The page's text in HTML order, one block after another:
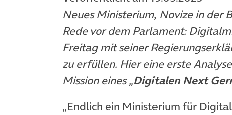
Neues Ministerium, Novize in der
Rede vor dem Parlament:
Freitag mit seiner
zu erfüllen. Hier eine erste
Mission eines „Digitalen Next
„Endlich ein Ministerium für